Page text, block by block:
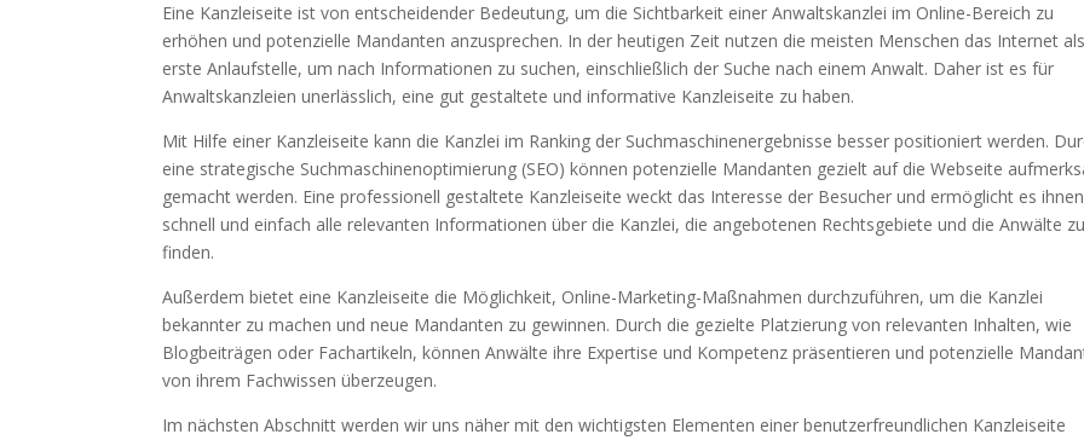
Eine Kanzleiseite ist von entscheidender Bedeutung, um die Sichtbarkeit einer Anwaltskanzlei im Online-Bereich zu
erhöhen und potenzielle Mandanten anzusprechen. In der heutigen Zeit nutzen die meisten Menschen das Internet als
erste Anlaufstelle, um nach Informationen zu suchen, einschließlich der Suche nach einem Anwalt. Daher ist es für
Anwaltskanzleien unerlässlich, eine gut gestaltete und informative Kanzleiseite zu haben.
Mit Hilfe einer Kanzleiseite kann die Kanzlei im Ranking der Suchmaschinenergebnisse besser positioniert werden.
eine strategische Suchmaschinenoptimierung (SEO) können potenzielle Mandanten gezielt auf die Webseite
gemacht werden. Eine professionell gestaltete Kanzleiseite weckt das Interesse der Besucher und ermöglicht es
schnell und einfach alle relevanten Informationen über die Kanzlei, die angebotenen Rechtsgebiete und die Anwälte zu
finden.
Außerdem bietet eine Kanzleiseite die Möglichkeit, Online-Marketing-Maßnahmen durchzuführen, um die Kanzlei
bekannter zu machen und neue Mandanten zu gewinnen. Durch die gezielte Platzierung von relevanten Inhalten, wie
Blogbeiträgen oder Fachartikeln, können Anwälte ihre Expertise und Kompetenz präsentieren und potenzielle
von ihrem Fachwissen überzeugen.
Im nächsten Abschnitt werden wir uns näher mit den wichtigsten Elementen einer benutzerfreundlichen Kanzleiseite